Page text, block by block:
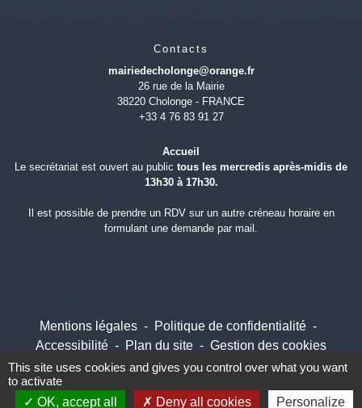
Contacts
mairiedecholonge@orange.fr
26 rue de la Mairie
38220 Cholonge - FRANCE
+33 4 76 83 91 27
Accueil
Le secrétariat est ouvert au public tous les mercredis après-midis de
13h30 à 17h30.
Il est possible de prendre un RDV sur un autre créneau horaire en
formulant une demande par mail.
Mentions légales - Politique de confidentialité -
Accessibilité - Plan du site - Gestion des cookies
Site créé en partenariat avec Réseau des Communes
This site uses cookies and gives you control over what you want
to activate
OK, accept all
Deny all cookies Personalize